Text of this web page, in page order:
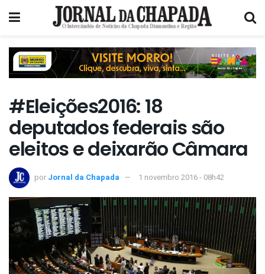
#Eleições2016: 18
deputados federais são
eleitos e deixarão Câmara
por Jornal da Chapada 1 novembro 2016 - 08h42